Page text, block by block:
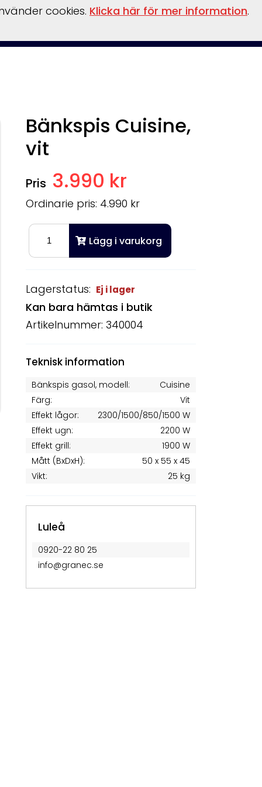
Bänkspis Cuisine,
vit
3.990 kr
Ordinarie pris: 4.990 kr
Lägg i varukorg
Lagerstatus: Ej i lager
Kan bara hämtas i butik
Artikelnummer: 340004
Teknisk information
Bänkspis gasol, modell:
Cuisine
Färg:
Vit
Effekt lågor:
2300/1500/850/1500 W
Effekt ugn:
2200 W
Effekt grill:
1900 W
Mått (BxDxH):
50 x 55 x 45
Vikt:
25 kg
Luleå
0920-22 80 25
info@granec.se
cookies. Klicka här för mer information.